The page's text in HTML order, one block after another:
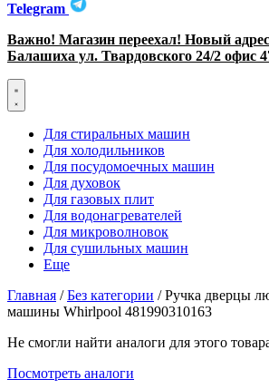
Telegram
Важно! Магазин переехал! Новый
Балашиха ул. Твардовского 24/2 офис
Для стиральных машин
Для холодильников
Для посудомоечных машин
Для духовок
Для газовых плит
Для водонагревателей
Для микроволновок
Для сушильных машин
Еще
Главная /Без категории / Ручка дверцы
машины Whirlpool 481990310163
Не смогли найти аналоги для этого
Посмотреть аналоги